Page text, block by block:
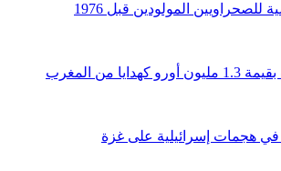
المولودين قبل 1976
المغرب